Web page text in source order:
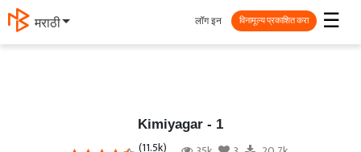
मराठी ☰
लॉग इन विनामूल्य प्रकाशित करा
Kimiyagar - 1
(11.5k)